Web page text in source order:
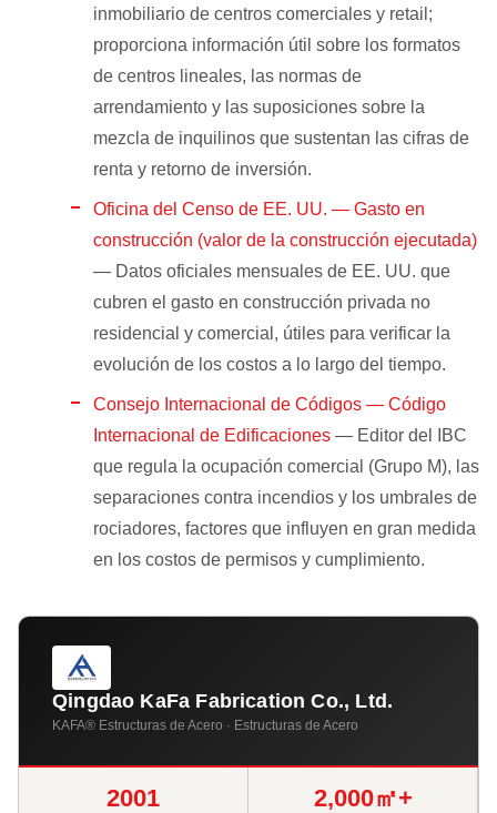
inmobiliario de centros comerciales y retail;
proporciona información útil sobre los formatos
de centros lineales, las normas de
arrendamiento y las suposiciones sobre la
mezcla de inquilinos que sustentan las cifras de
renta y retorno de inversión.
Oficina del Censo de EE. UU. — Gasto en
construcción (valor de la construcción ejecutada)
— Datos oficiales mensuales de EE. UU. que
cubren el gasto en construcción privada no
residencial y comercial, útiles para verificar la
evolución de los costos a lo largo del tiempo.
Consejo Internacional de Códigos — Código
Internacional de Edificaciones — Editor del IBC
que regula la ocupación comercial (Grupo M), las
separaciones contra incendios y los umbrales de
rociadores, factores que influyen en gran medida
en los costos de permisos y cumplimiento.
Qingdao KaFa Fabrication Co., Ltd.
KAFA® Estructuras de Acero · Estructuras de Acero
2001 2,000㎡+